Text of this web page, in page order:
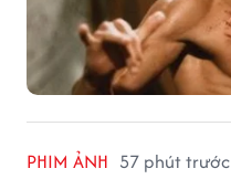
PHIM ẢNH 57 phút trước